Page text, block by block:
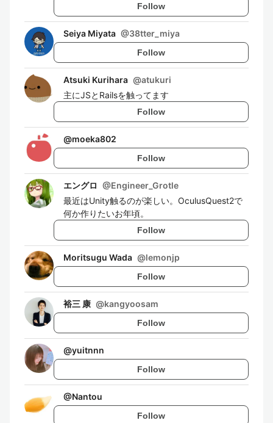
Follow
Seiya Miyata @38tter_miya
Follow
Atsuki Kurihara @atukuri
主にJSとRailsを触ってます
Follow
@moeka802
Follow
エングロ @Engineer_Grotle
最近はUnity触るのが楽しい。OculusQuest2で
何か作りたいお年頃。
Follow
Moritsugu Wada @lemonjp
Follow
裕三 康 @kangyoosam
Follow
@yuitnnn
Follow
@Nantou
Follow